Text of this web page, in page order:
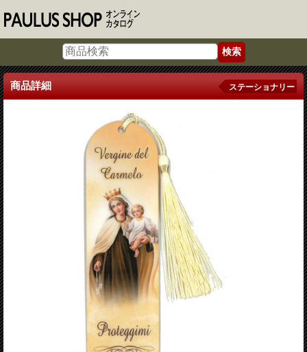
商品詳細 ステーショナリー